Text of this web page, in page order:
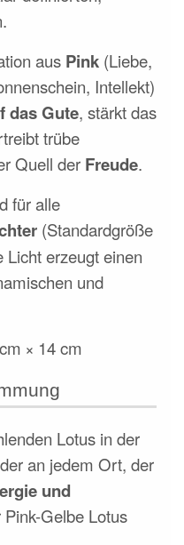
aus Pink (Liebe,
Intellekt)
das Gute, stärkt das
trübe
Quell der Freude.
für alle
(Standardgröße
Licht erzeugt einen
und
× 14cm
Lotus in der
an jedem Ort, der
und
Gelbe Lotus